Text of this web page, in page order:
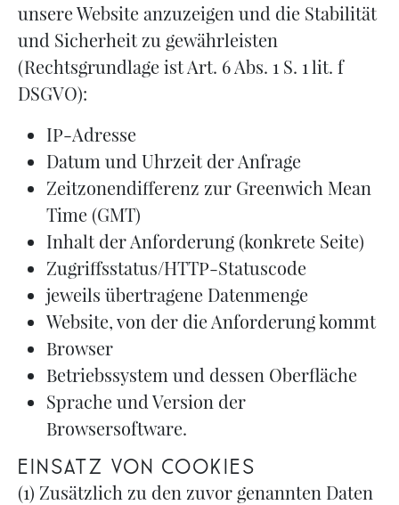
unsere Website anzuzeigen und die Stabilität
und Sicherheit zu gewährleisten
(Rechtsgrundlage ist Art. 6 Abs. 1 S. 1 lit. f
DSGVO):
IP-Adresse
Datum und Uhrzeit der Anfrage
Zeitzonendifferenz zur Greenwich Mean
Time (GMT)
Inhalt der Anforderung (konkrete Seite)
Zugriffsstatus/HTTP-Statuscode
jeweils übertragene Datenmenge
Website, von der die Anforderung kommt
Browser
Betriebssystem und dessen Oberfläche
Sprache und Version der
Browsersoftware.
Einsatz von Cookies
(1) Zusätzlich zu den zuvor genannten Daten